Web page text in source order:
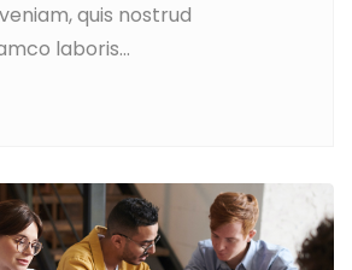
quis nostrud
laboris...